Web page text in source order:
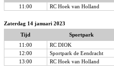
11:00
RC Hoek van Holland
Zaterdag 14 januari 2023
Tijd
Sportpark
11:00
RC DIOK
12:00
Sportpark de Eendracht
13:00
RC Hoek van Holland